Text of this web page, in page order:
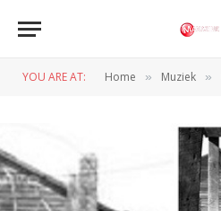
YOU ARE AT: Home » Muziek »